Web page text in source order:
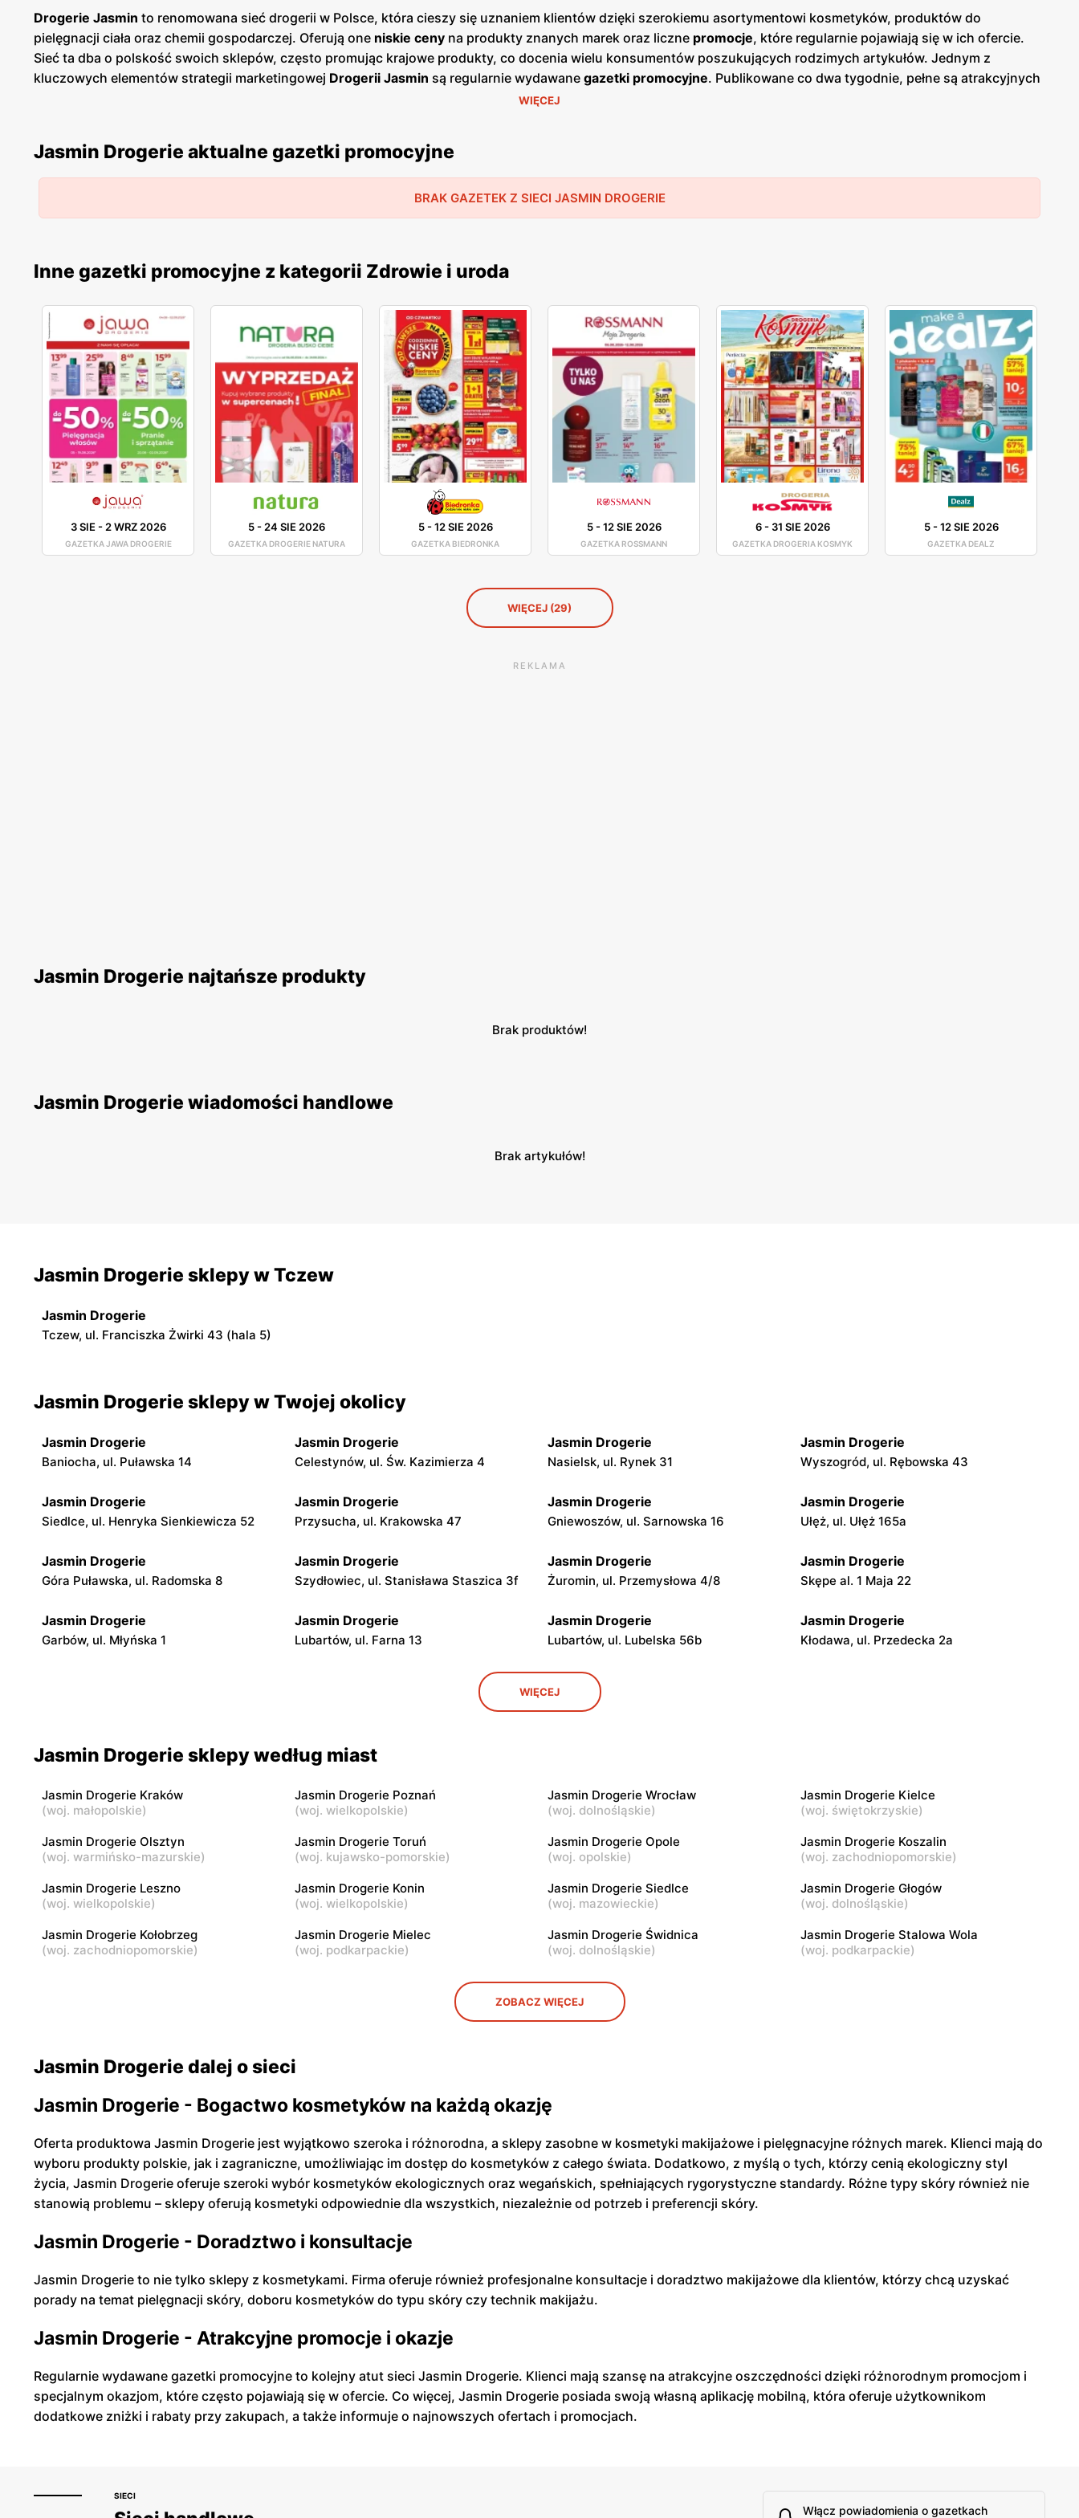
Drogerie Jasmin to renomowana sieć drogerii w Polsce, która cieszy się uznaniem klientów dzięki szerokiemu asortymentowi kosmetyków, produktów do
pielęgnacji ciała oraz chemii gospodarczej. Oferują one niskie ceny na produkty znanych marek oraz liczne promocje, które regularnie pojawiają się w ich ofercie.
Sieć ta dba o polskość swoich sklepów, często promując krajowe produkty, co docenia wielu konsumentów poszukujących rodzimych artykułów. Jednym z
kluczowych elementów strategii marketingowej Drogerii Jasmin są regularnie wydawane gazetki promocyjne. Publikowane co dwa tygodnie, pełne są atrakcyjnych
ofert i rabatów na kosmetyki, produkty do makijażu, środki czystości oraz perfumy. Dzięki temu klienci mogą na bieżąco śledzić najnowsze okazje i planować swoje
doboru kosmetyków, co sprawia, że zakupy wDrogeriach Jasminsą wyjątkowo komfortowe i satysfakcjonujące.
WIĘCEJ
Jasmin Drogerie aktualne gazetki promocyjne
BRAK GAZETEK Z SIECI JASMIN DROGERIE
Inne gazetki promocyjne z kategorii Zdrowie i uroda
3 SIE - 2 WRZ 2026
GAZETKA JAWA DROGERIE
5- 24 SIE 2026
GAZETKA DROGERIE NATURA
5-12 SIE 2026
GAZETKA BIEDRONKA
5-12 SIE 2026
GAZETKA ROSSMANN
6- 31 SIE 2026
GAZETKA DROGERIA KOSMYK
5-12 SIE 2026
GAZETKA DEALZ
WIĘCEJ (29)
REKLAMA
Jasmin Drogerie najtańsze produkty
Brak produktów!
Jasmin Drogerie wiadomości handlowe
Brak artykułów!
Jasmin Drogerie sklepy w Tczew
Jasmin Drogerie
Tczew, ul. Franciszka Żwirki 43 (hala 5)
Jasmin Drogerie sklepy w Twojej okolicy
Jasmin Drogerie
Baniocha, ul. Puławska 14
Jasmin Drogerie
Celestynów, ul. Św. Kazimierza 4
Jasmin Drogerie
Nasielsk, ul. Rynek 31
Jasmin Drogerie
Wyszogród, ul. Rębowska 43
Jasmin Drogerie
Siedlce, ul. Henryka Sienkiewicza 52
Jasmin Drogerie
Przysucha, ul. Krakowska 47
Jasmin Drogerie
Gniewoszów, ul. Sarnowska 16
Jasmin Drogerie
Ułęż, ul. Ułęż 165a
Jasmin Drogerie
Góra Puławska, ul. Radomska 8
Jasmin Drogerie
Szydłowiec, ul. Stanisława Staszica 3f
Jasmin Drogerie
Żuromin, ul. Przemysłowa 4/8
Jasmin Drogerie
Skępe al. 1 Maja 22
Jasmin Drogerie
Garbów, ul. Młyńska 1
Jasmin Drogerie
Lubartów, ul. Farna 13
Jasmin Drogerie
Lubartów, ul. Lubelska 56b
Jasmin Drogerie
Kłodawa, ul. Przedecka 2a
Dąbie, ul. pl. Adama Mickiewicza 5
Jasmin Drogerie
Kielce, ul. Oskara Kolberga 27
Olsztyn, ul. Biskupa Tomasza
Aleksandrów Kujawski, ul. Gabriela
Jasmin Drogerie
Toruń, ul. Konstytucji 3 Maja 10
Jasmin Drogerie
Toruń, ul. Adama Mickiewicza 79
Jasmin Drogerie
Konin, ul. 11 Listopada 173
Jasmin Drogerie
Żychlin os. Słoneczne 77
Konin, ul. Wodna 8 Konin, ul. Hiacyntowa 1/8 Kruszwica, ul. Rynek 4 Gniewkowo, ul. Dworcowa 1a
WIĘCEJ
Jasmin Drogerie sklepy według miast
Jasmin Drogerie Kraków
(woj. małopolskie)
Jasmin Drogerie Poznań
(woj. wielkopolskie)
Jasmin Drogerie Wrocław
(woj. dolnośląskie)
Jasmin Drogerie Kielce
(woj. świętokrzyskie)
Jasmin Drogerie Olsztyn
(woj. warmińsko-mazurskie)
Jasmin Drogerie Toruń
(woj. kujawsko-pomorskie)
Jasmin Drogerie Opole
(woj. opolskie)
Jasmin Drogerie Koszalin
(woj. zachodniopomorskie)
Jasmin Drogerie Leszno
(woj. wielkopolskie)
Jasmin Drogerie Konin
(woj. wielkopolskie)
Jasmin Drogerie Siedlce
(woj. mazowieckie)
Jasmin Drogerie Głogów
(woj. dolnośląskie)
Jasmin Drogerie Kołobrzeg
(woj. zachodniopomorskie)
Jasmin Drogerie Mielec
(woj. podkarpackie)
Jasmin Drogerie Świdnica
(woj. dolnośląskie)
Jasmin Drogerie Stalowa Wola
(woj. podkarpackie)
ZOBACZ WIĘCEJ
Jasmin Drogerie dalej o sieci
Jasmin Drogerie - Bogactwo kosmetyków na każdą okazję
Oferta produktowa Jasmin Drogerie jest wyjątkowo szeroka i różnorodna, a sklepy zasobne w kosmetyki makijażowe i pielęgnacyjne różnych marek. Klienci mają do
wyboru produkty polskie, jak i zagraniczne, umożliwiając im dostęp do kosmetyków z całego świata. Dodatkowo, z myślą o tych, którzy cenią ekologiczny styl
życia, Jasmin Drogerie oferuje szeroki wybór kosmetyków ekologicznych oraz wegańskich, spełniających rygorystyczne standardy. Różne typy skóry również nie
stanowią problemu – sklepy oferują kosmetyki odpowiednie dla wszystkich, niezależnie od potrzeb i preferencji skóry.
Jasmin Drogerie - Doradztwo i konsultacje
Jasmin Drogerie to nie tylko sklepy z kosmetykami. Firma oferuje również profesjonalne konsultacje i doradztwo makijażowe dla klientów, którzy chcą uzyskać
porady na temat pielęgnacji skóry, doboru kosmetyków do typu skóry czy technik makijażu.
Jasmin Drogerie - Atrakcyjne promocje i okazje
Regularnie wydawane gazetki promocyjne to kolejny atut sieci Jasmin Drogerie. Klienci mają szansę na atrakcyjne oszczędności dzięki różnorodnym promocjom i
specjalnym okazjom, które często pojawiają się w ofercie. Co więcej, Jasmin Drogerie posiada swoją własną aplikację mobilną, która oferuje użytkownikom
dodatkowe zniżki i rabaty przy zakupach, a także informuje o najnowszych ofertach i promocjach.
SIECI
Włącz powiadomienia o gazetkach